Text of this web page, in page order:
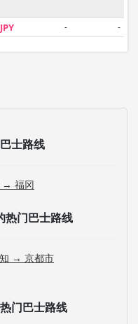
- -
士路线
→ 福冈
热门巴士路线
→ 京都市
门巴士路线